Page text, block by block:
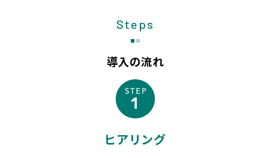
Steps
導入の流れ
ヒアリング